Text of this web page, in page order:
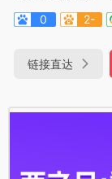
0
2-
链接直达